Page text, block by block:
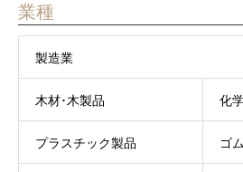
業種
製造業
木材･木製品 化
プラスチック製品 ゴ